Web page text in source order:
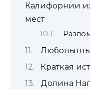
Калифорнии
мест
Краткая
Долина